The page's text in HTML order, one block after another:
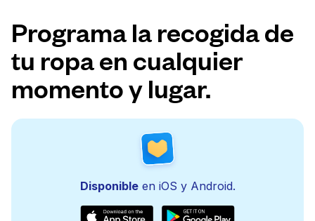
Programa la recogida de
tu ropa en cualquier
momento y lugar.
Disponibleen iOS y Android.